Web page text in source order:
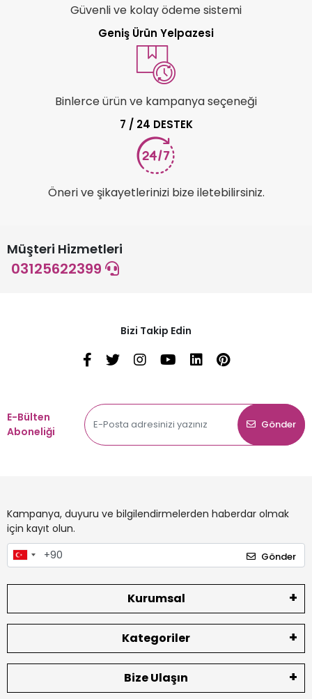
Güvenli ve kolay ödeme sistemi
Geniş Ürün Yelpazesi
Binlerce ürün ve kampanya seçeneği
7 / 24 DESTEK
Öneri ve şikayetlerinizi bize iletebilirsiniz.
Müşteri Hizmetleri
03125622399
Bizi Takip Edin
E-Bülten
Aboneliği
Gönder
Kampanya, duyuru ve bilgilendirmelerden haberdar olmak
için kayıt olun.
Gönder
Kurumsal
Kategoriler
Bize Ulaşın